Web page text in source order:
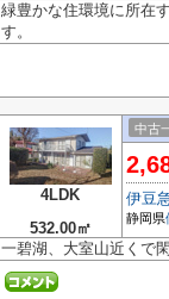
緑豊かな住環境に所在
す。
4LDK
532.00㎡
中古
伊豆
静岡県
一碧湖、大室山近くで